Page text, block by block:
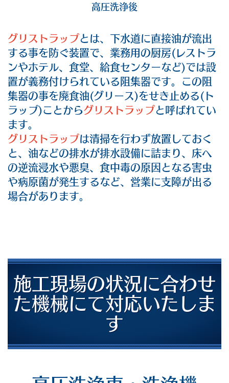
高圧洗浄後
グリストラップとは、下水道に直接油が流出
する事を防ぐ装置で、業務用の厨房(レストラ
ンやホテル、食堂、給食センターなど)では設
置が義務付けられている阻集器です。この阻
集器の事を廃食油(グリース)をせき止める(ト
ラップ)ことからグリストラップと呼ばれてい
ます。
グリストラップは清掃を行わず放置しておく
と、油などの排水が排水設備に詰まり、床へ
の逆流浸水や悪臭、食中毒の原因となる害虫
や病原菌が発生するなど、営業に支障が出る
場合があります。
施工現場の状況に合わせ
た機械にて対応いたしま
す